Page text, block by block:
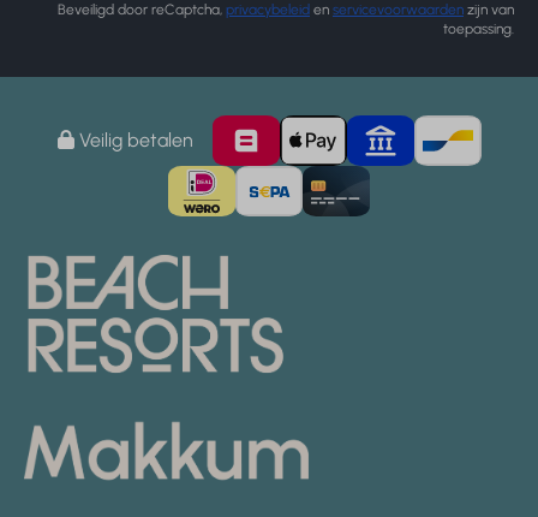
Beveiligd door reCaptcha, privacybeleid en servicevoorwaarden zijn van
toepassing.
Veilig betalen